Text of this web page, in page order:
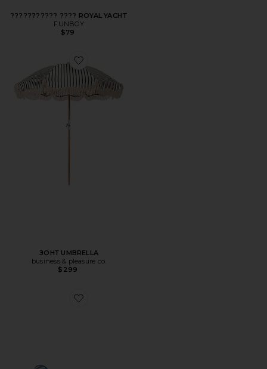
??????????? ???? ROYAL YACHT
FUNBOY
$79
Favorite ЗОНТ UMBRELLA
ЗОНТ UMBRELLA
business & pleasure co.
$299
Favorite ПЛАВАТЕЛЬНЫЕ «ЛАПШЕВЫЕ» ПЛАВУЧИЕ